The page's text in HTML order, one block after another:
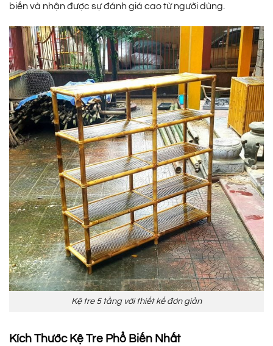
biến và nhận được sự đánh giá cao từ người dùng.
Kệ tre 5 tầng với thiết kế đơn giản
Kích Thước Kệ Tre Phổ Biến Nhất